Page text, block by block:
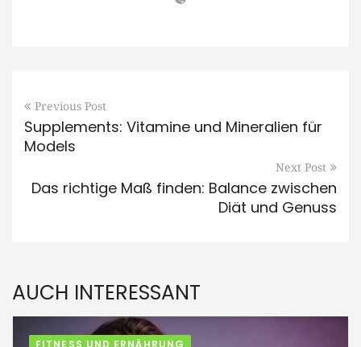
Previous Post
Supplements: Vitamine und Mineralien für
Models
Next Post
Das richtige Maß finden: Balance zwischen
Diät und Genuss
AUCH INTERESSANT
FITNESS UND ERNÄHRUNG